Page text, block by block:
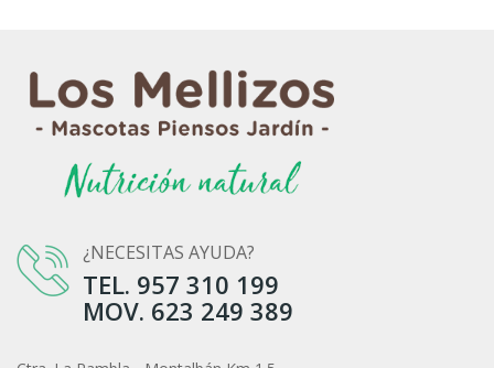
¿NECESITAS AYUDA?
TEL. 957 310 199
MOV. 623 249 389